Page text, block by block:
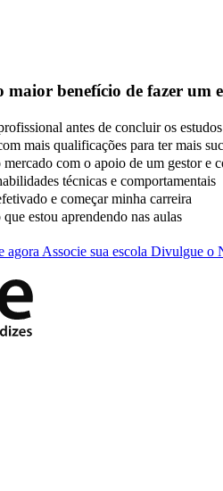
maior benefício de fazer um
antes de concluir os estudos
mais qualificações para ter mais
com o apoio de um gestor e
técnicas e comportamentais
e começar minha carreira
estou aprendendo nas aulas
agora Associe sua escola Divulgue o